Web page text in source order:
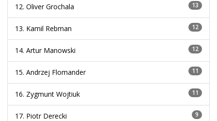
12. Oliver Grochala 13
13. Kamil Rebman 12
14. Artur Manowski 12
15. Andrzej Flomander 11
16. Zygmunt Wojtiuk 11
17. Piotr Derecki 9